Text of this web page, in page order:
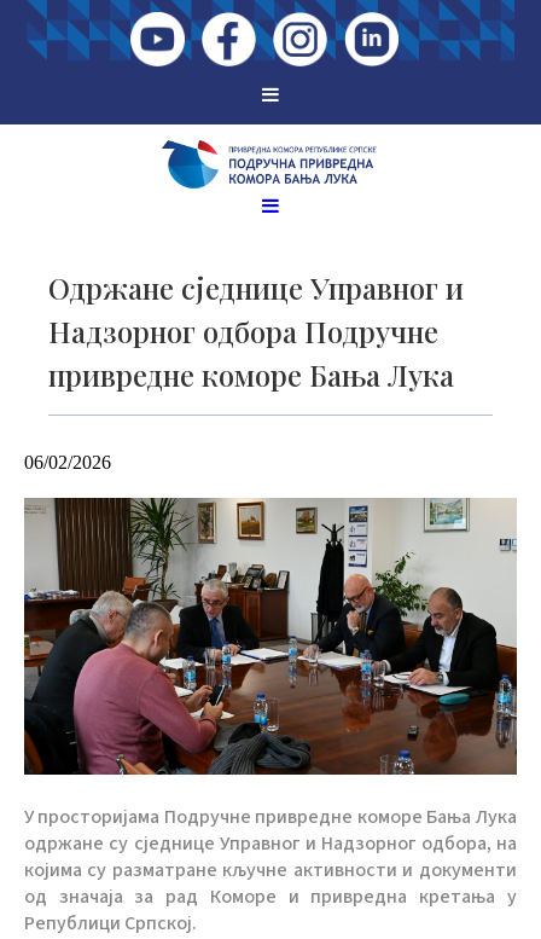
Одржане сједнице Управног и
Надзорног одбора Подручне
привредне коморе Бања Лука
06/02/2026
У просторијама Подручне привредне коморе Бања Лука
одржане су сједнице Управног и Надзорног одбора, на
којима су разматране кључне активности и документи
од значаја за рад Коморе и привредна кретања у
Републици Српској.